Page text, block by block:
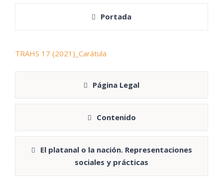
Portada
TRAHS 17 (2021)_Carátula
Página Legal
Contenido
El platanal o la nación. Representaciones
sociales y prácticas